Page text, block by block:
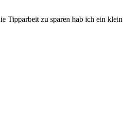
zu sparen hab ich ein